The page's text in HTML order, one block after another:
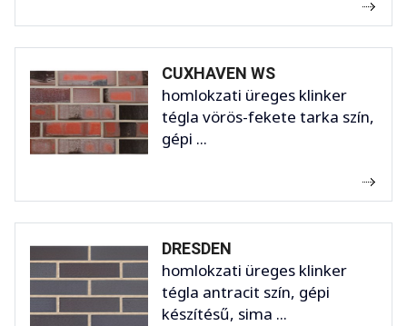
CUXHAVEN WS
homlokzati üreges klinker
tégla vörös-fekete tarka szín,
gépi ...
DRESDEN
homlokzati üreges klinker
tégla antracit szín, gépi
készítésű, sima ...